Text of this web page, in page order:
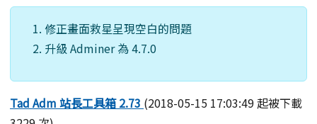
修正畫面救星呈現空白的問題
升級 Adminer 為 4.7.0
Tad Adm 站長工具箱 2.73 (2018-05-15 17:03:49 起被下載